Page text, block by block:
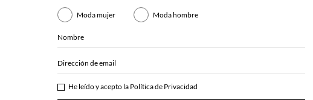
Moda mujer Moda hombre
Nombre
Dirección de email
He leído y acepto la Política de Privacidad